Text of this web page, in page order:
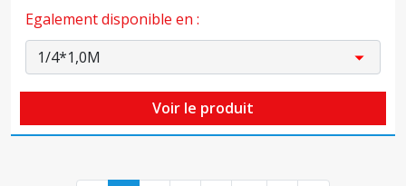
Egalement disponible en :
Voir le produit